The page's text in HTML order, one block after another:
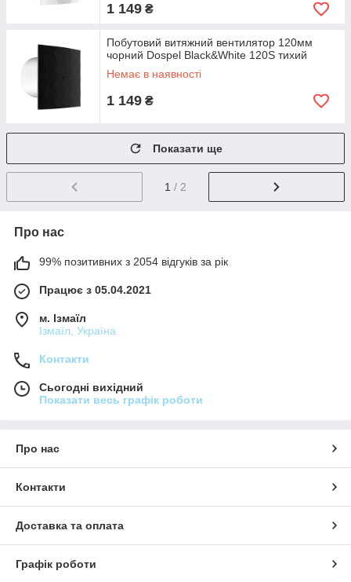
1 149 ₴
Побутовий витяжний вентилятор 120мм
чорний Dospel Black&White 120S тихий
Немає в наявності
1 149 ₴
Показати ще
1 / 2
Про нас
99% позитивних з 2054 відгуків за рік
Працює з 05.04.2021
м. Ізмаїл
Ізмаїл, Україна
Контакти
Сьогодні вихідний
Показати весь графік роботи
Про нас
Контакти
Доставка та оплата
Графік роботи